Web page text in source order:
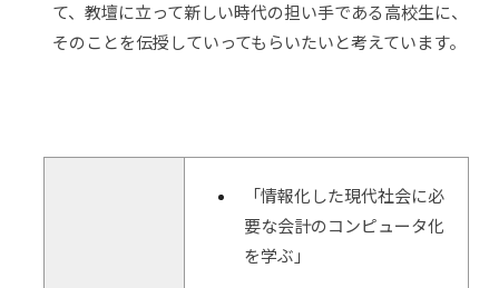
て、教壇に立って新しい時代の担い手である高校生に、
そのことを伝授していってもらいたいと考えています。
「情報化した現代社会に必
要な会計のコンピュータ化
を学ぶ」